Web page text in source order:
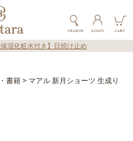
保湿化粧水付き】日焼け止め
書籍 マアル 新月ショーツ 生成り